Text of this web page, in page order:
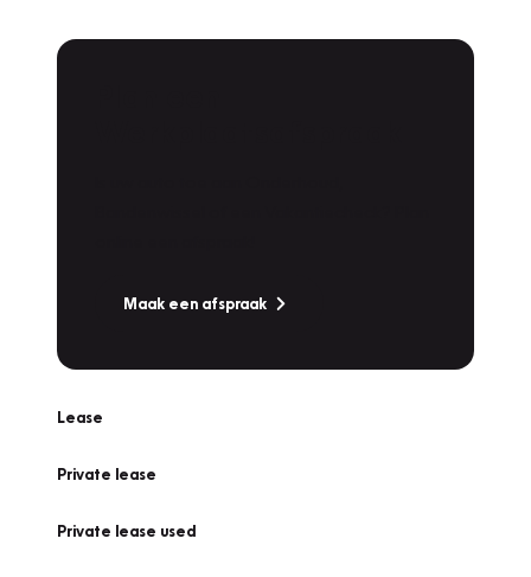
Maak een afspraak
Lease
Private lease
Private lease used